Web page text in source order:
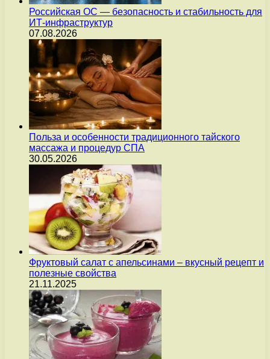
Российская ОС — безопасность и стабильность для
ИТ-инфраструктур
07.08.2026
Польза и особенности традиционного тайского
массажа и процедур СПА
30.05.2026
Фруктовый салат с апельсинами – вкусный рецепт и
полезные свойства
21.11.2025